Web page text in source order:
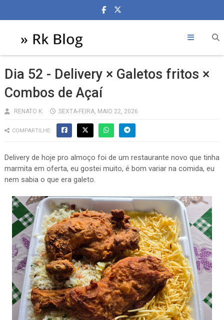
Dia 52 - Delivery × Galetos fritos ×
Combos de Açaí
RENATO K. SEXTA-FEIRA, MAIO 22, 2026
COMPARTILHE:
Delivery de hoje pro almoço foi de um restaurante novo que tinha
marmita em oferta, eu gostei muito, é bom variar na comida, eu
nem sabia o que era galeto.